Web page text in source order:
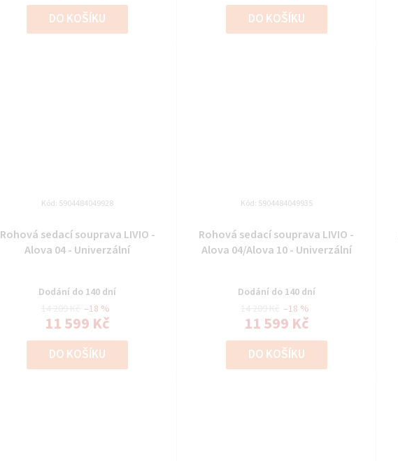
DO KOŠÍKU DO KOŠÍKU
Rohová sedací souprava LIVIO -
Alova 04 - Univerzální
Dodání do 140 dní
11 599 Kč
–18 %
DO KOŠÍKU
Kód: 5904484049928
Rohová sedací souprava LIVIO -
Alova 04/Alova 10 - Univerzální
Dodání do 140 dní
11 599 Kč
–18 %
DO KOŠÍKU
Kód: 5904484049935